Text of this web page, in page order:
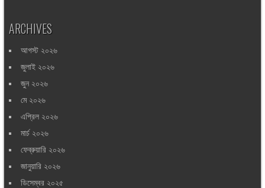
ARCHIVES
আগস্ট ২০২৬
জুলাই ২০২৬
জুন ২০২৬
মে ২০২৬
এপ্রিল ২০২৬
মার্চ ২০২৬
ফেব্রুয়ারি ২০২৬
জানুয়ারি ২০২৬
ডিসেম্বর ২০২৫